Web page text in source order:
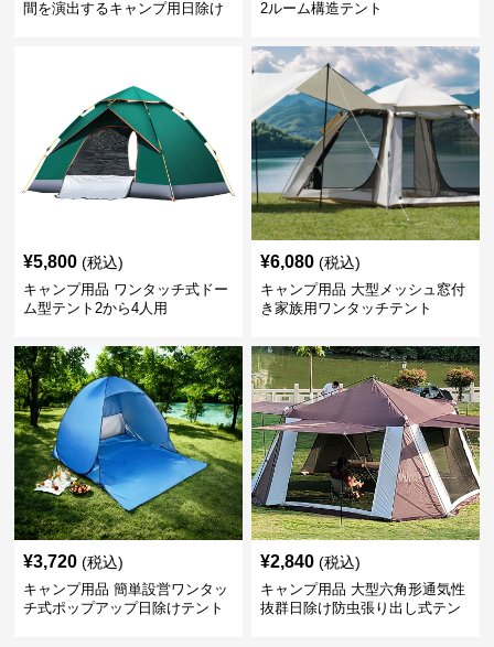
間を演出するキャンプ用日除け
2ルーム構造テント
¥5,800 (税込)
キャンプ用品 ワンタッチ式ドー
ム型テント2から4人用
¥6,080 (税込)
キャンプ用品 大型メッシュ窓付
き家族用ワンタッチテント
¥3,720 (税込)
キャンプ用品 簡単設営ワンタッ
チ式ポップアップ日除けテント
¥2,840 (税込)
キャンプ用品 大型六角形通気性
抜群日除け防虫張り出し式テン